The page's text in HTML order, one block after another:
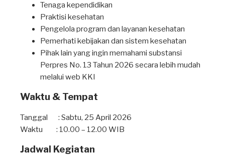
Tenaga kependidikan
Praktisi kesehatan
Pengelola program dan layanan kesehatan
Pemerhati kebijakan dan sistem kesehatan
Pihak lain yang ingin memahami substansi
Perpres No. 13 Tahun 2026 secara lebih mudah
melalui web KKI
Waktu & Tempat
Tanggal : Sabtu, 25 April 2026
Waktu : 10.00 – 12.00 WIB
Jadwal Kegiatan